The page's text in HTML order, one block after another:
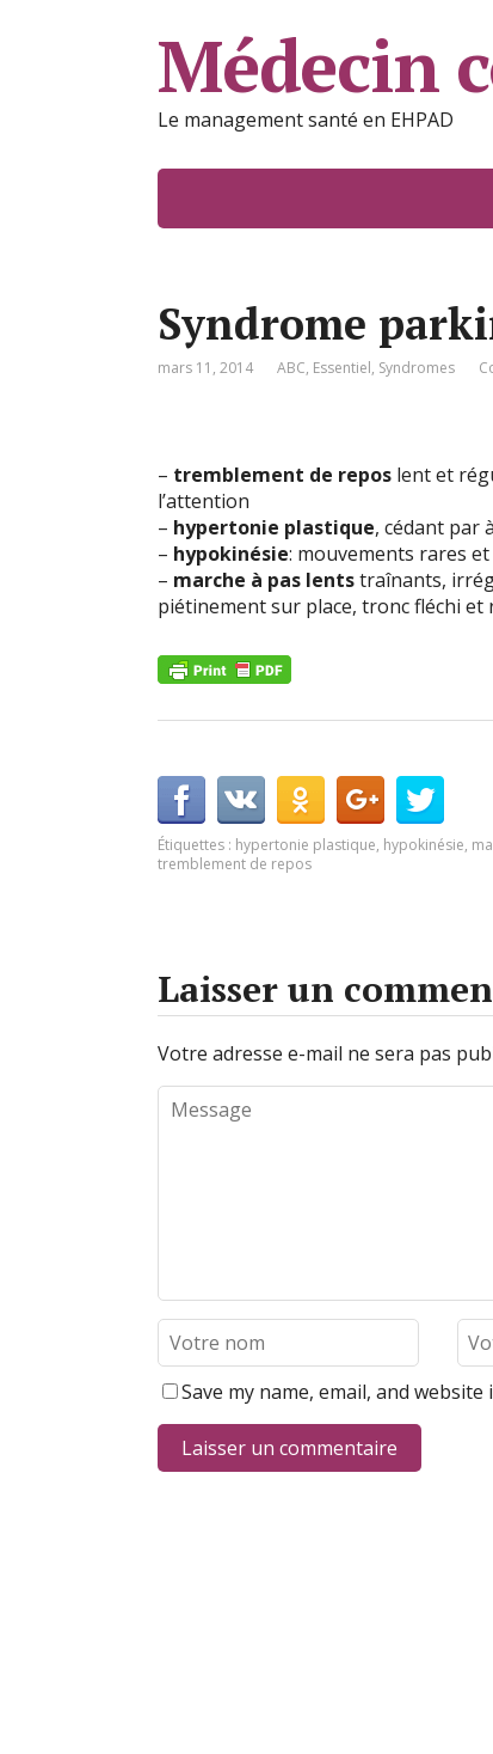
Médecin
Le management santé en EHPAD
Syndrome
mars 11, 2014 ABC, Essentiel, Syndromes
– tremblement de repos lent et
l’attention
– hypertonie plastique, cédant par
– hypokinésie: mouvements rares
– marche à pas lentstraînants,
piétinement sur place, tronc fléchi et
Étiquettes : hypertonie plastique, hypokinésie,
tremblement de repos
Laisser un
Votre adresse e-mail ne sera pas
Save my name, email, and